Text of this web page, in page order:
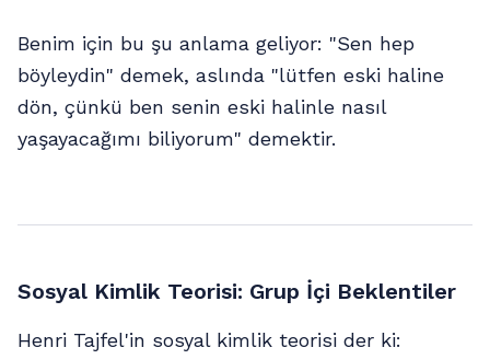
Benim için bu şu anlama geliyor: "Sen hep
böyleydin" demek, aslında "lütfen eski haline
dön, çünkü ben senin eski halinle nasıl
yaşayacağımı biliyorum" demektir.
Sosyal Kimlik Teorisi: Grup İçi Beklentiler
Henri Tajfel'in sosyal kimlik teorisi der ki: